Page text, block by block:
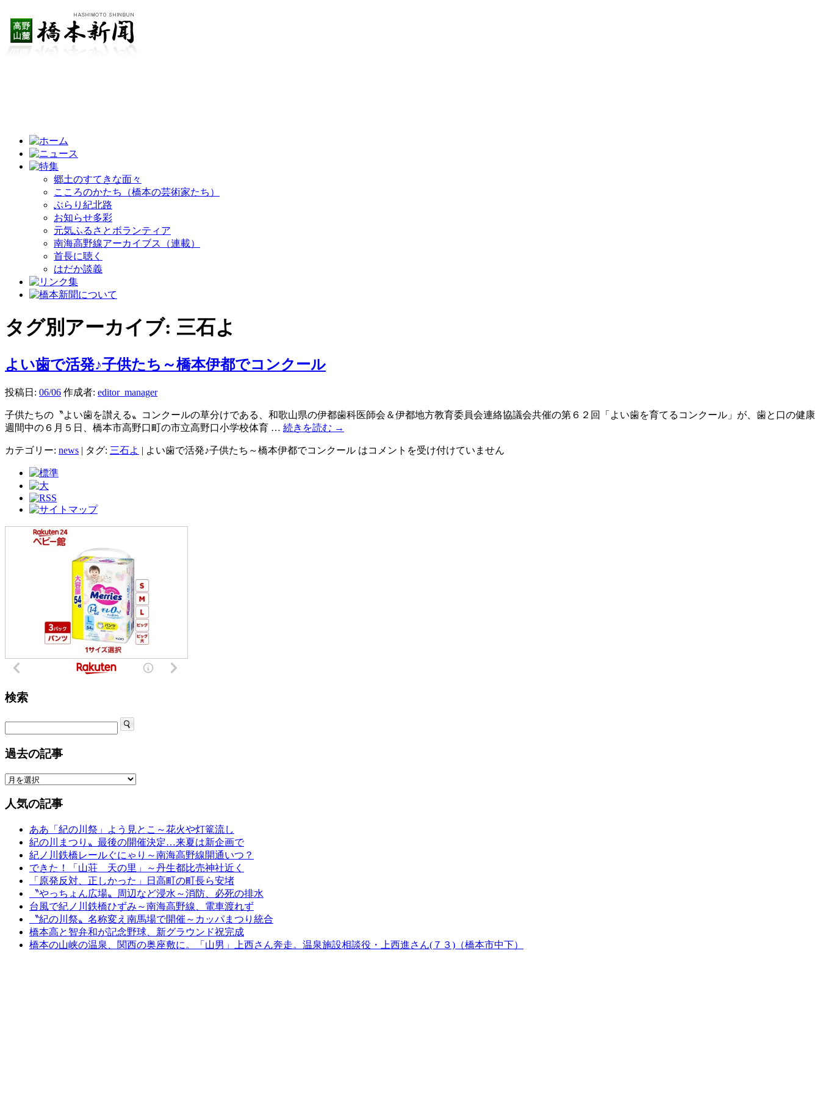
郷土のすてきな面々
こころのかたち（橋本の芸術家たち）
ぶらり紀北路
お知らせ多彩
元気ふるさとボランティア
南海高野線アーカイブス（連載）
首長に聴く
はだか談義
タグ別アーカイブ: 三石よ
よい歯で活発♪子供たち～橋本伊都でコンクール
投稿日: 06/06 作成者: editor_manager
子供たちの〝よい歯を讃える〟コンクールの草分けである、和歌山県の伊都歯科医師会＆伊都地方教育委員会連絡協議会共催の第６２回「よい歯を育てるコンクール」が、歯と口の健康
週間中の６月５日、橋本市高野口町の市立高野口小学校体育 … 続きを読む →
カテゴリー: news | タグ: 三石よ | よい歯で活発♪子供たち～橋本伊都でコンクール はコメントを受け付けていません
検索
過去の記事
人気の記事
ああ「紀の川祭」よう見とこ～花火や灯篭流し
紀の川まつり〟最後の開催決定…来夏は新企画で
紀ノ川鉄橋レールぐにゃり～南海高野線開通いつ？
できた！「山荘 天の里」～丹生都比売神社近く
「原発反対、正しかった」日高町の町長ら安堵
〝やっちょん広場〟周辺など浸水～消防、必死の排水
台風で紀ノ川鉄橋ひずみ～南海高野線、電車渡れず
〝紀の川祭〟名称変え南馬場で開催～カッパまつり統合
橋本高と智弁和が記念野球、新グラウンド祝完成
橋本の山峡の温泉、関西の奥座敷に。「山男」上西さん奔走。温泉施設相談役・上西進さん(７３)（橋本市中下）